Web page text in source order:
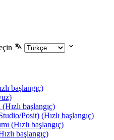
başlangıç)
başlangıç)
Posit) (Hızlı başlangıç)
(Hızlı başlangıç)
başlangıç)